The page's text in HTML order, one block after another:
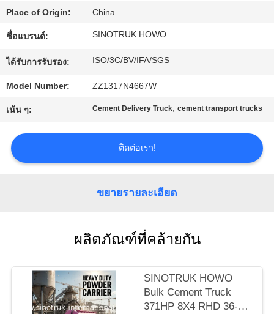
ทัวร์
โรงงาน
การ
ควบคุม
คุณภาพ
ขอคํา
อ้างอิง
Place of Origin: China
ชื่อแบรนด์: SINOTRUK HOWO
ได้รับการรับรอง: ISO/3C/BV/IFA/SGS
Model Number: ZZ1317N4667W
เน้น ๆ: Cement Delivery Truck,cement transport trucks
ติดต่อเรา!
ขยายรายละเอียด
ผลิตภัณฑ์ที่คล้ายกัน
SINOTRUK HOWO
Bulk Cement Truck
371HP 8X4 RHD 36-